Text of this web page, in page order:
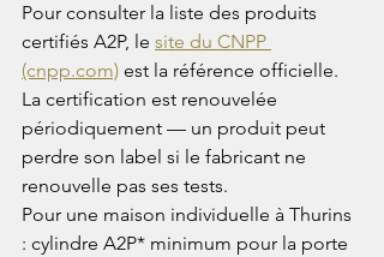
Pour consulter la liste des produits
certifiés A2P, le site du CNPP
(cnpp.com) est la référence officielle.
La certification est renouvelée
périodiquement — un produit peut
perdre son label si le fabricant ne
renouvelle pas ses tests.
Pour une maison individuelle à Thurins
: cylindre A2P* minimum pour la porte